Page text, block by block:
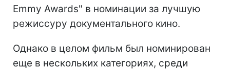
Emmy Awards" в номинации за лучшую
режиссуру документального кино.
Однако в целом фильм был номинирован
еще в нескольких категориях, среди